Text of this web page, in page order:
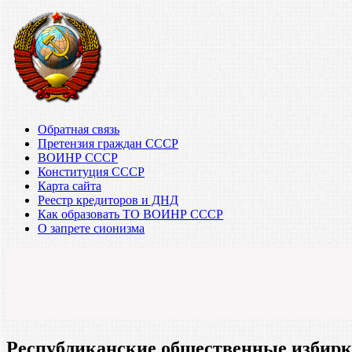
Обратная связь
Претензия граждан СССР
ВОИНР СССР
Конституция СССР
Карта сайта
Реестр кредиторов и ДНД
Как образовать ТО ВОИНР СССР
О запрете сионизма